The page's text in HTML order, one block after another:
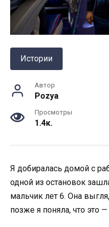
Истории
Автор
Pozya
Просмотры
1.4к.
Я добиралась домой с
одной из остановок
мальчик лет 6. Она
позже я поняла, что это